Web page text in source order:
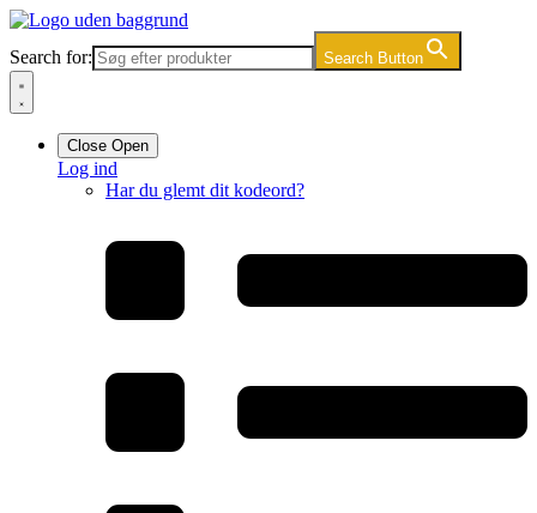
Videre
indhold
Search for: Search Button
Close Open
Log ind
Har du glemt dit kodeord?